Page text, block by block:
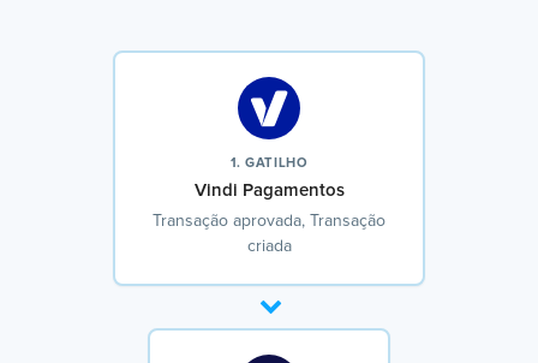
1. GATILHO
Vindi Pagamentos
Transação aprovada, Transação
criada